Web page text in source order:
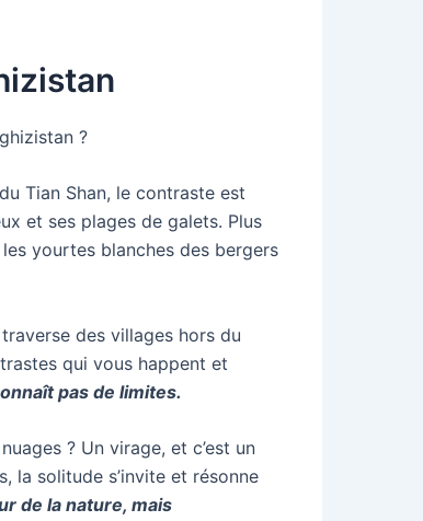
?
Tian Shan, le contraste est
et ses plages de galets. Plus
yourtes blanches des bergers
des villages hors du
qui vous happent et
pas de limites.
? Un virage, et c’est un
la solitude s’invite et résonne
de la nature, mais